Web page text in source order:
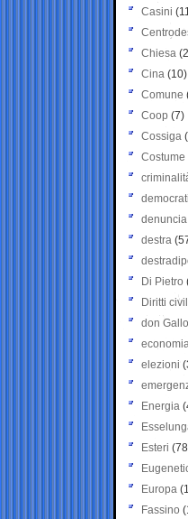
Casini
Chiesa
Cina (10)
Comune
Coop (7)
Cossiga
Costume
denuncia
destra
Di Pietro
Diritti
don Gallo
elezioni
Energia
Esteri
Europa
Fassino